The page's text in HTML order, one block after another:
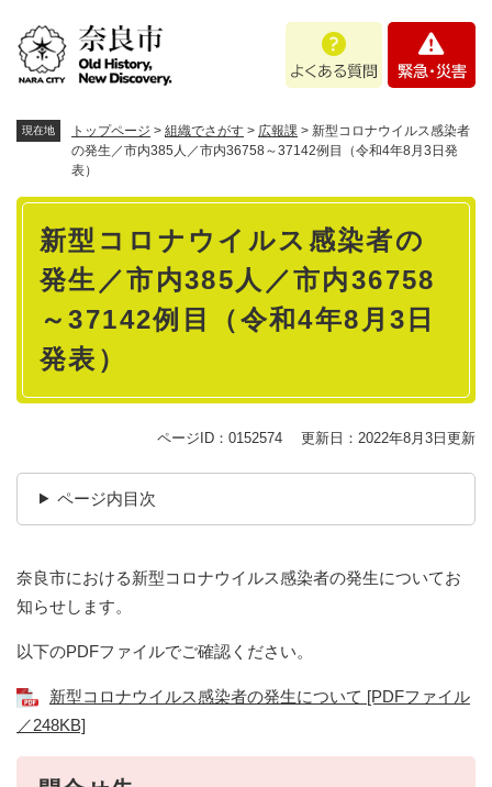
あ
問
・
現在地 トップページ > 組織でさがす > 広報課 > 新型コロナウイルス感染者
の発生／市内385人／市内36758～37142例目（令和4年8月3日発
表）
本
新型コロナウイルス感染者の
発生／市内385人／市内36758
～37142例目（令和4年8月3日
発表）
ページID：0152574 更新日：2022年8月3日更新
ページ内目次
奈良市における新型コロナウイルス感染者の発生についてお
知らせします。
以下のPDFファイルでご確認ください。
新型コロナウイルス感染者の発生について [PDFファイル
／248KB]